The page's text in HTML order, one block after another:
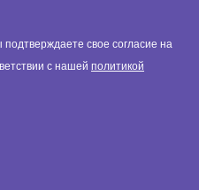
свое согласие на
с нашей политикой